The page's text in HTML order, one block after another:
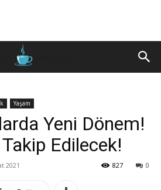
Yaşam
Yeni Dönem!
Edilecek!
2021 0
827